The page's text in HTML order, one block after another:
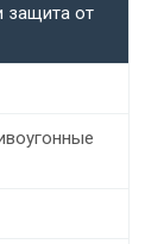
защита от